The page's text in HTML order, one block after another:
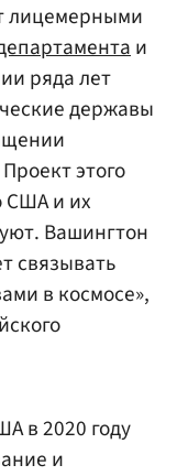
лицемерными
и
ряда лет
державы
этого
США и их
Вашингтон
связывать
в космосе»,
в 2020 году
и